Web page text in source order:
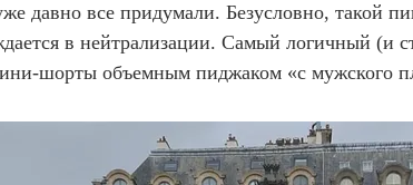
давно все придумали. Безусловно, такой
в нейтрализации. Самый логичный (и
шорты объемным пиджаком «с мужского